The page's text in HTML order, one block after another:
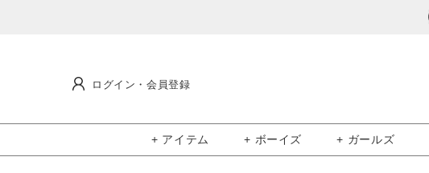
ログイン・会員登録
+ アイテム + ボーイズ + ガールズ